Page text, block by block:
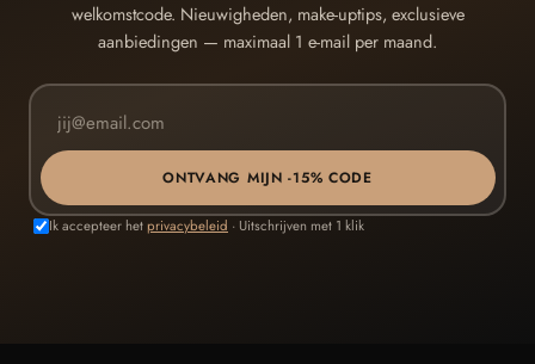
welkomstcode. Nieuwigheden, make-uptips, exclusieve
aanbiedingen — maximaal 1 e-mail per maand.
ONTVANG MIJN -15% CODE
Ik accepteer hetprivacybeleid · Uitschrijven met 1 klik